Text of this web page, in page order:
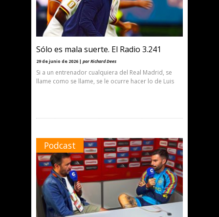
Sólo es mala suerte. El Radio 3.241
29 de junio de 2026 | por Richard Dees
Si a un entrenador cualquiera del Real Madrid, se
llame como se llame, se le ocurre hacer lo de Luis
Podcast